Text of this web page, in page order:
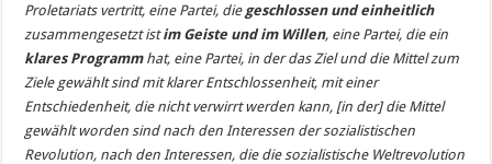
Proletariats vertritt, eine Partei, die geschlossen und einheitlich
zusammengesetzt istim Geiste und im Willen, eine Partei, die ein
klares Programmhat, eine Partei, in der das Ziel und die Mittel zum
Ziele gewählt sind mit klarer Entschlossenheit, mit einer
Entschiedenheit, die nicht verwirrt werden kann, [in der] die Mittel
gewählt worden sind nach den Interessen der sozialistischen
Revolution, nach den Interessen, die die sozialistische Weltrevolution